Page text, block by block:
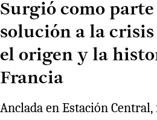
Surgió como parte
solución a la
el origen y la
Francia
Anclada en Estación